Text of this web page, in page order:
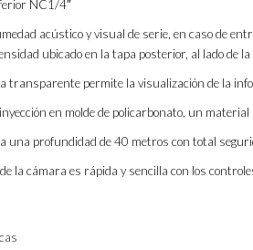
NC1/4″
acústico y visual de serie, en caso de
ubicado en la tapa posterior, al lado de
transparente permite la visualización de la
en molde de policarbonato, un
una profundidad de 40 metros con total
la cámara es rápida y sencilla con los